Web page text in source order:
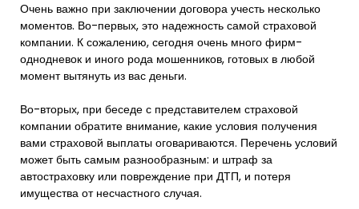
Очень важно при заключении договора учесть несколько
моментов. Во-первых, это надежность самой страховой
компании. К сожалению, сегодня очень много фирм-
однодневок и иного рода мошенников, готовых в любой
момент вытянуть из вас деньги.
Во-вторых, при беседе с представителем страховой
компании обратите внимание, какие условия получения
вами страховой выплаты оговариваются. Перечень условий
может быть самым разнообразным: и штраф за
автостраховку или повреждение при ДТП, и потеря
имущества от несчастного случая.